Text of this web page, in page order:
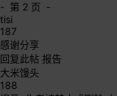
- 第 2 页 -
tisi
187
感谢分享
回复此帖 报告
大米馒头
188